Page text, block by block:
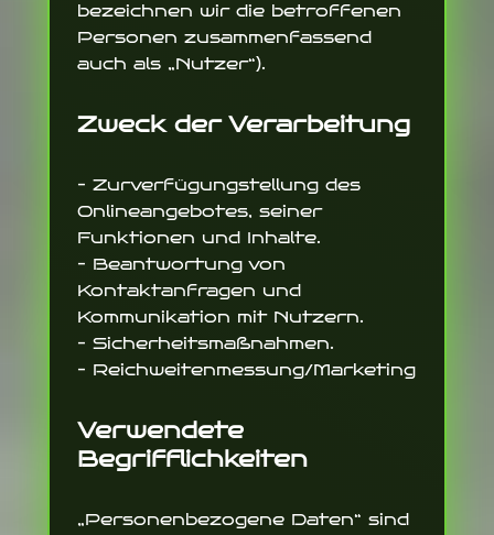
bezeichnen wir die betroffenen
Personen zusammenfassend
auch als „Nutzer“).
Zweck der Verarbeitung
– Zurverfügungstellung des
Onlineangebotes, seiner
Funktionen und Inhalte.
– Beantwortung von
Kontaktanfragen und
Kommunikation mit Nutzern.
– Sicherheitsmaßnahmen.
– Reichweitenmessung/Marketing
Verwendete
Begrifflichkeiten
„Personenbezogene Daten“ sind